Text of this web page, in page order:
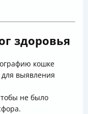
здоровья
кошке
выявления
не было